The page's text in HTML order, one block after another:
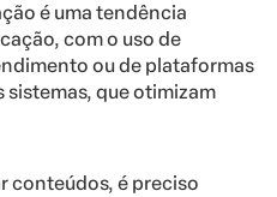
é uma tendência
com o uso de
ou de plataformas
sistemas, que otimizam
conteúdos, é preciso